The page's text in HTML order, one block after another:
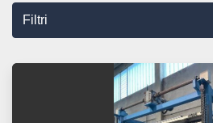
Filtri
Ordina per